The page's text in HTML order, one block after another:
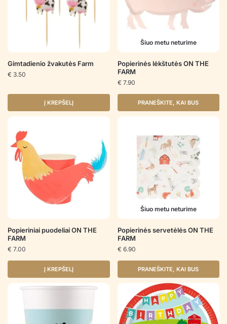
Gimtadienio žvakutės Farm
€ 3.50
Į KREPŠELĮ
Šiuo metu neturime
Popierinės lėkštutės ON THE
FARM
€ 7.90
PRANEŠKITE, KAI BUS
Popieriniai puodeliai ON THE
FARM
€ 7.00
Į KREPŠELĮ
Šiuo metu neturime
Popierinės servetėlės ON THE
FARM
€ 6.90
PRANEŠKITE, KAI BUS